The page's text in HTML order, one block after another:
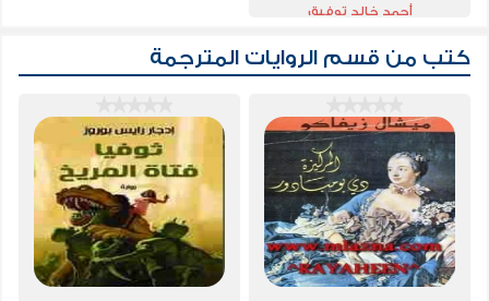
أحمد خالد توفيق
كتب من قسم الروايات المترجمة